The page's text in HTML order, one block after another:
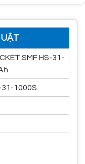
SMF HS-31-
1000S